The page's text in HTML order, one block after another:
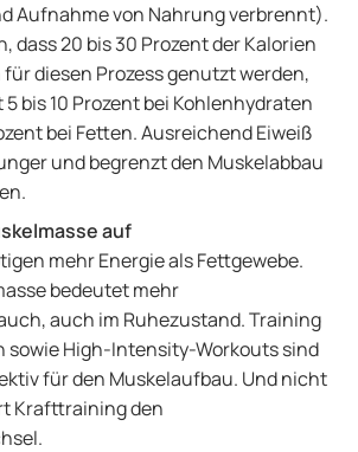
Aufnahme von Nahrung verbrennt).
dass 20 bis 30 Prozent der Kalorien
diesen Prozess genutzt werden,
bis 10 Prozent bei Kohlenhydraten
bei Fetten. Ausreichend Eiweiß
und begrenzt den Muskelabbau
auf
mehr Energie als Fettgewebe.
bedeutet mehr
auch im Ruhezustand. Training
sowie High-Intensity-Workouts sind
für den Muskelaufbau. Und nicht
Krafttraining den